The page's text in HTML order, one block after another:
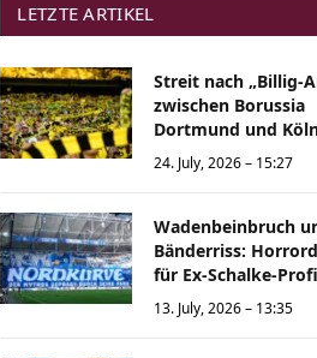
LETZTE ARTIKEL
Streit nach „Billig-
zwischen Borussia
Dortmund und
24. July, 2026 – 15:27
Wadenbeinbruch
Bänderriss:
für Ex-Schalke-Profi
13. July, 2026 – 13:35